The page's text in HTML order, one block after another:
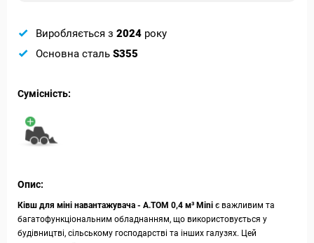
Виробляється з 2024 року
Основна сталь S355
Сумісність:
Опис:
Ківш для міні навантажувача - A.TOM 0,4 м³ Mini є важливим та
багатофункціональним обладнанням, що використовується у
будівництві, сільському господарстві та інших галузях. Цей